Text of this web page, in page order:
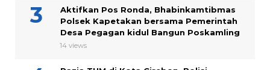
Aktifkan Pos Ronda, Bhabinkamtibmas
Polsek Kapetakan bersama Pemerintah
Desa Pegagan kidul Bangun Poskamling
14 views